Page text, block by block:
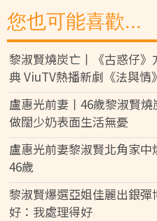
您也可能喜歡...
黎淑賢燒炭亡丨《古惑仔
典 ViuTV熱播新劇《法與情
盧惠光前妻丨46歲黎淑賢
做闊少奶表面生活無憂
盧惠光前妻黎淑賢北角家
46歲
黎淑賢爆選亞姐佳麗出銀
好：我處理得好